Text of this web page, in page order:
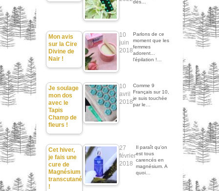
dès…
Mon avis
sur la Cire
Divine de
Nair !
10
juin
2018
Parlons de ce
moment que les
femmes
adorent...
l'épilation !…
Je soulage
mon dos
avec le
Tapis
Champ de
fleurs !
10
avril
2018
Comme 9
Français sur 10,
je suis touchée
par le…
Cet hiver,
je fais une
cure de
Magnésium
transcutané
!
27
février
2018
Il paraît qu'on
est tous
carencés en
magnésium. A
quoi…